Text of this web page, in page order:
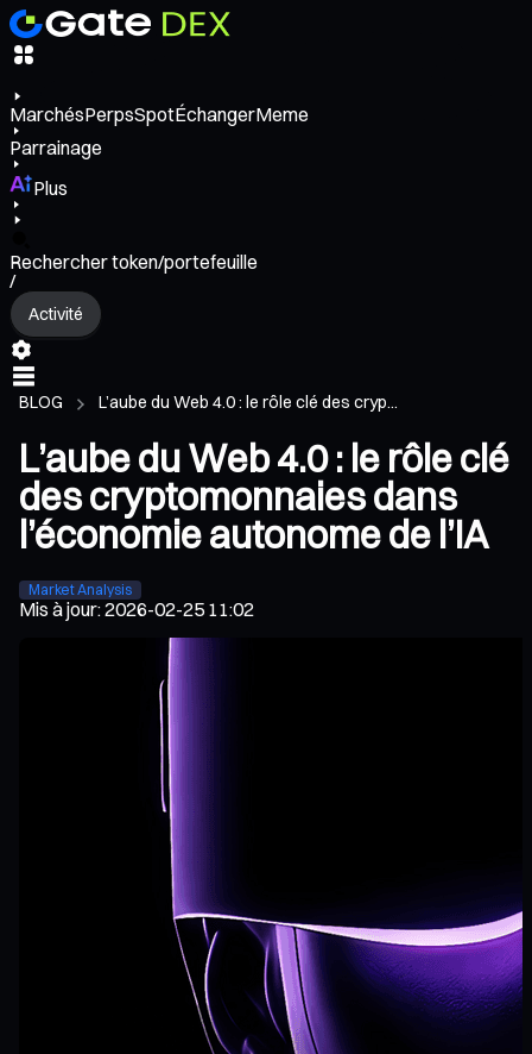
MarchésPerpsSpotÉchangerMeme
Parrainage
Plus
Rechercher token/portefeuille
/
Activité
BLOG L’aube du Web 4.0 : le rôle clé des cryp...
L’aube du Web 4.0 : le rôle clé
des cryptomonnaies dans
l’économie autonome de l’IA
Market Analysis
Mis à jour:2026-02-25 11:02